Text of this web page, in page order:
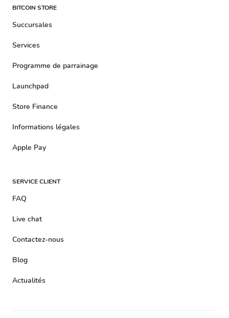
BITCOIN STORE
Succursales
Services
Programme de parrainage
Launchpad
Store Finance
Informations légales
Apple Pay
SERVICE CLIENT
FAQ
Live chat
Contactez-nous
Blog
Actualités